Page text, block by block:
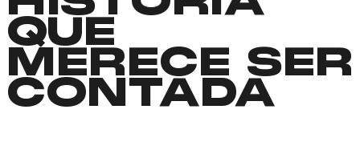
QUE
MERECE SER
CONTADA